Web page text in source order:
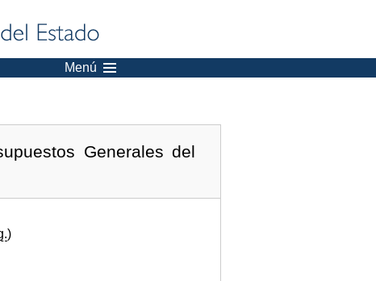
Menú
Generales del
)